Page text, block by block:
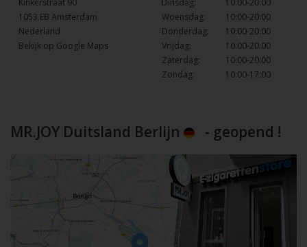
Kinkerstraat 90
1053 EB Amsterdam
Nederland
Bekijk op Google Maps
Dinsdag:
10:00-20:00
Woensdag:
10:00-20:00
Donderdag:
10:00-20:00
Vrijdag:
10:00-20:00
Zaterdag:
10:00-20:00
Zondag:
10:00-17:00
MR.JOY Duitsland Berlijn - geopend !